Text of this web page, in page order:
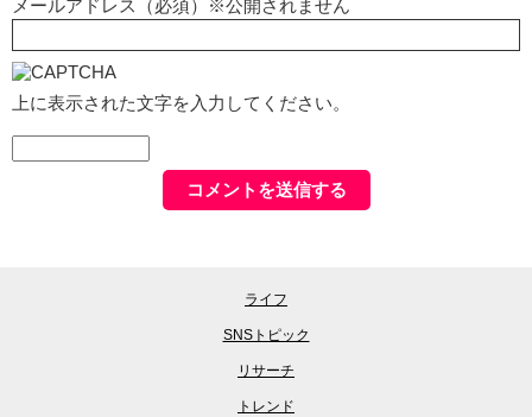
メールアドレス（必須）※公開されません
上に表示された文字を入力してください。
ライフ
SNSトピック
リサーチ
トレンド